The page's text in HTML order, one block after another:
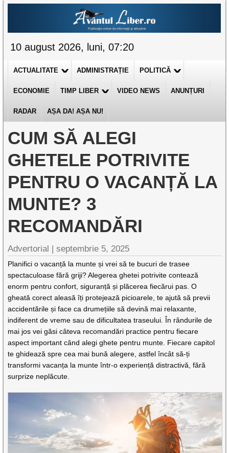
10 august 2026, luni, 07:20
ACTUALITATE ADMINISTRAȚIE POLITICĂ
ECONOMIE TIMP LIBER VIDEO NEWS ANUNȚURI
RADAR AȘA DA! AȘA NU!
CUM SĂ ALEGI
GHETELE POTRIVITE
PENTRU O VACANȚĂ LA
MUNTE? 3
RECOMANDĂRI
Advertorial |septembrie 5, 2025
Planifici o vacanță la munte și vrei să te bucuri de trasee
spectaculoase fără griji? Alegerea ghetei potrivite contează
enorm pentru confort, siguranță și plăcerea fiecărui pas. O
gheată corect aleasă îți protejează picioarele, te ajută să previi
accidentările și face ca drumețiile să devină mai relaxante,
indiferent de vreme sau de dificultatea traseului. În rândurile de
mai jos vei găsi câteva recomandări practice pentru fiecare
aspect important când alegi ghete pentru munte. Fiecare capitol
te ghidează spre cea mai bună alegere, astfel încât să-ți
transformi vacanța la munte într-o experiență distractivă, fără
surprize neplăcute.